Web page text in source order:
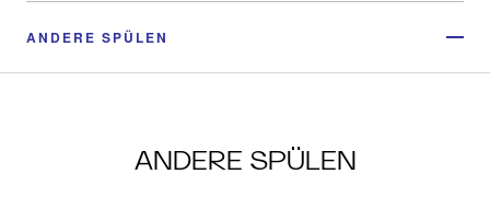
ANDERE SPÜLEN
ANDERE SPÜLEN